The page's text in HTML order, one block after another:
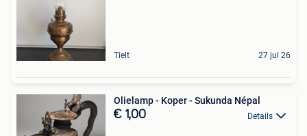
Tielt 27 jul 26
Olielamp - Koper - Sukunda Népal
€ 1,00 Details